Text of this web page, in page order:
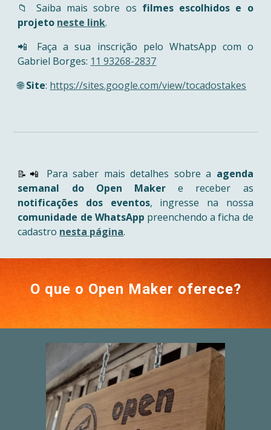
📁 Saiba mais sobre os filmes escolhidos e o
projeto neste link.
📲 Faça a sua inscrição pelo WhatsApp com o
Gabriel Borges: 11 93268-2837
🌐Site: https://sites.google.com/view/tocadostakes
📝📲 Para saber mais detalhes sobre a agenda
semanal do Open Maker e receber as
notificações dos eventos, ingresse na nossa
comunidade de WhatsApp preenchendo a ficha de
cadastro nesta página.
O que o Open Maker oferece?